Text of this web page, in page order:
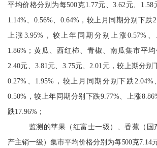
平均价格分别为每500克1.77元 、3.62 元 1.58
1.14%
0.56%、 0.64%， 较上月同期分别 下跌
上涨 3.95%， 较上年同期分别 上涨0.57%
1.86% ； 黄瓜 、西红柿、青椒、南瓜 集市平
2.40元 3.81 元、 3.75元、 2.01 元 ，较上期分别
0.27%
1.95% ， 较上月同期分别下跌 2.04%
0.50% ，较上年同期分别 下跌9.77%、上涨
跌17.96% ；
监测的苹果（红富士一级）、香蕉（国
产主销一级）集市平均价格分别为每500克7.14